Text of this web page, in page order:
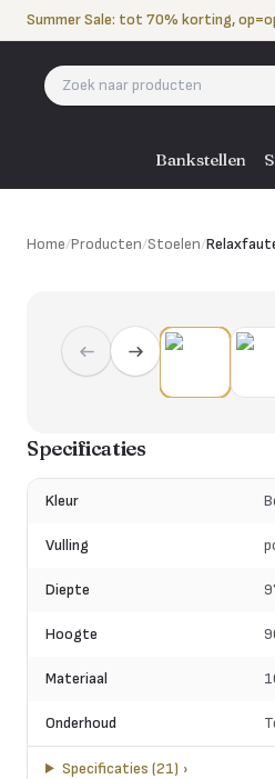
Naar de inhoud
Summer Sale: tot 70% korting,
Bankstellen
Home/Producten/Stoelen/
Specificaties
Kleur
Vulling
Diepte
Hoogte
Materiaal
Onderhoud
Specificaties (21) ›